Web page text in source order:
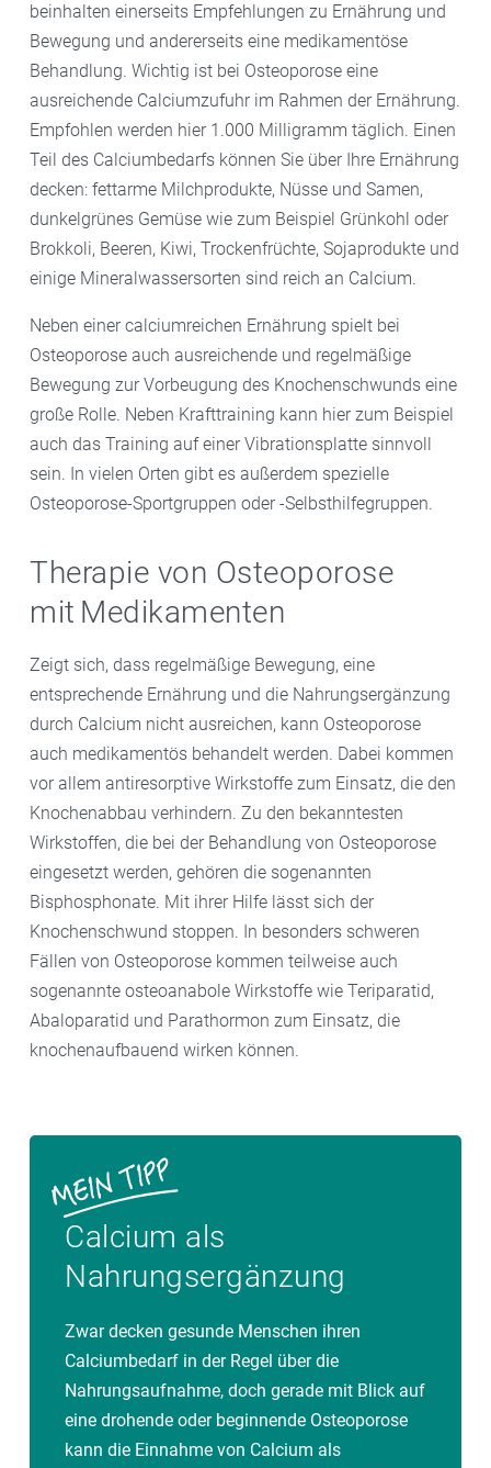
beinhalten einerseits Empfehlungen zu Ernährung und
Bewegung und andererseits eine medikamentöse
Behandlung. Wichtig ist bei Osteoporose eine
ausreichende Calciumzufuhr im Rahmen der Ernährung.
Empfohlen werden hier 1.000 Milligramm täglich. Einen
Teil des Calciumbedarfs können Sie über Ihre Ernährung
decken: fettarme Milchprodukte, Nüsse und Samen,
dunkelgrünes Gemüse wie zum Beispiel Grünkohl oder
Brokkoli, Beeren, Kiwi, Trockenfrüchte, Sojaprodukte und
einige Mineralwassersorten sind reich an Calcium.
Neben einer calciumreichen Ernährung spielt bei
Osteoporose auch ausreichende und regelmäßige
Bewegung zur Vorbeugung des Knochenschwunds eine
große Rolle. Neben Krafttraining kann hier zum Beispiel
auch das Training auf einer Vibrationsplatte sinnvoll
sein. In vielen Orten gibt es außerdem spezielle
Osteoporose-Sportgruppen oder -Selbsthilfegruppen.
Therapie von Osteoporose
mit Medikamenten
Zeigt sich, dass regelmäßige Bewegung, eine
entsprechende Ernährung und die Nahrungsergänzung
durch Calcium nicht ausreichen, kann Osteoporose
auch medikamentös behandelt werden. Dabei kommen
vor allem antiresorptive Wirkstoffe zum Einsatz, die den
Knochenabbau verhindern. Zu den bekanntesten
Wirkstoffen, die bei der Behandlung von Osteoporose
eingesetzt werden, gehören die sogenannten
Bisphosphonate. Mit ihrer Hilfe lässt sich der
Knochenschwund stoppen. In besonders schweren
Fällen von Osteoporose kommen teilweise auch
sogenannte osteoanabole Wirkstoffe wie Teriparatid,
Abaloparatid und Parathormon zum Einsatz, die
knochenaufbauend wirken können.
Calcium als
Nahrungsergänzung
Zwar decken gesunde Menschen ihren
Calciumbedarf in der Regel über die
Nahrungsaufnahme, doch gerade mit Blick auf
eine drohende oder beginnende Osteoporose
kann die Einnahme von Calcium als